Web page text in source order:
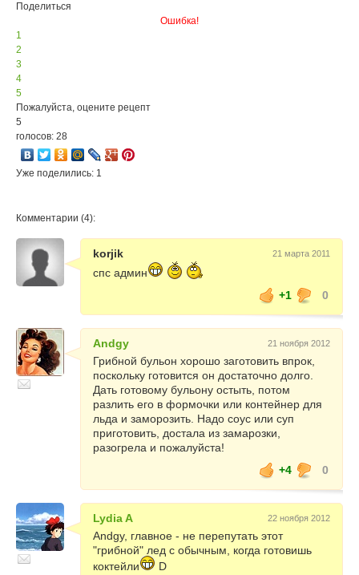
Поделиться
Ошибка!
1
2
3
4
5
Пожалуйста, оцените рецепт
5
голосов: 28
Уже поделились: 1
Комментарии (4):
korjik 21 марта 2011
спс админ
+1
0
Andgy 21 ноября 2012
Грибной бульон хорошо заготовить впрок,
поскольку готовится он достаточно долго.
Дать готовому бульону остыть, потом
разлить его в формочки или контейнер для
льда и заморозить. Надо соус или суп
приготовить, достала из замарозки,
разогрела и пожалуйста!
+4
0
Lydia A 22 ноября 2012
Andgy, главное - не перепутать этот
"грибной" лед с обычным, когда готовишь
коктейли
D